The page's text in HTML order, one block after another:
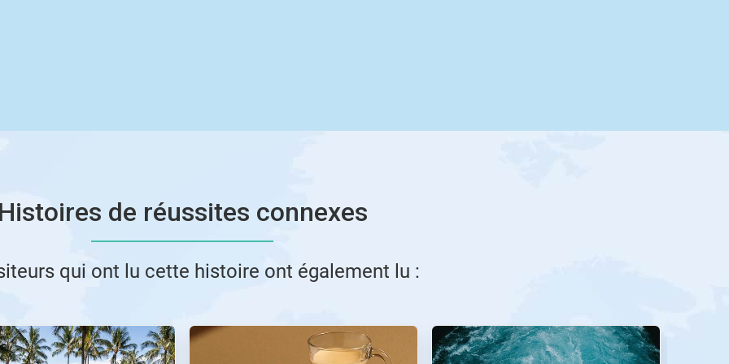
Histoires de réussites connexes
qui ont lu cette histoire ont également lu :